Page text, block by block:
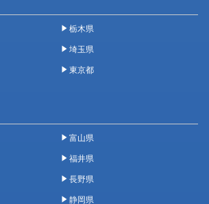
栃木県
埼玉県
東京都
富山県
福井県
長野県
静岡県